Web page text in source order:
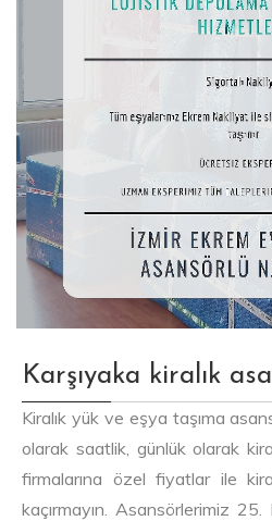
Karşıyaka kiralık
Kiralık yük ve eşya taşıma
olarak saatlik, günlük olarak
firmalarına özel fiyatlar ile
kaçırmayın. Asansörlerimiz